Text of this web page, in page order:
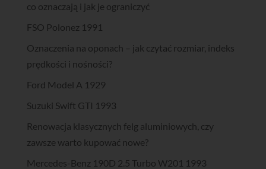
co oznaczają i jak je ograniczyć
FSO Polonez 1991
Oznaczenia na oponach – jak czytać rozmiar, indeks
prędkości i nośności?
Ford Model A 1929
Suzuki Swift GTI 1993
Renowacja klasycznych felg aluminiowych, czy
zawsze warto kupować nowe?
Mercedes-Benz 190D 2.5 Turbo W201 1993